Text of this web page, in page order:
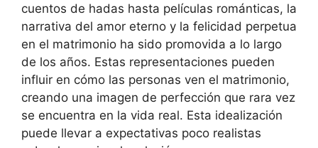
cuentos de hadas hasta películas románticas, la
narrativa del amor eterno y la felicidad perpetua
en el matrimonio ha sido promovida a lo largo
de los años. Estas representaciones pueden
influir en cómo las personas ven el matrimonio,
creando una imagen de perfección que rara vez
se encuentra en la vida real. Esta idealización
puede llevar a expectativas poco realistas